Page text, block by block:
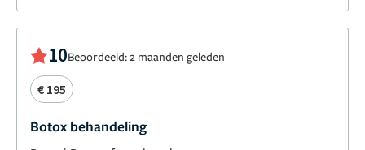
10Beoordeeld: 2 maanden geleden
€ 195
Botox behandeling